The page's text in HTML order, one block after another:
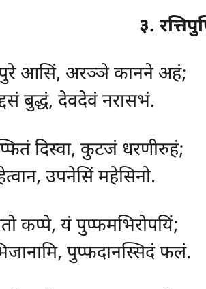
३.
आसिं, अरञ्ञे कानने अहं;
बुद्धं, देवदेवं नरासभं.
दिस्वा, कुटजं धरणीरुहं;
उपनेसिं महेसिनो.
कप्पे, यं पुप्फमभिरोपयिं;
पुप्फदानस्सिदं फलं.